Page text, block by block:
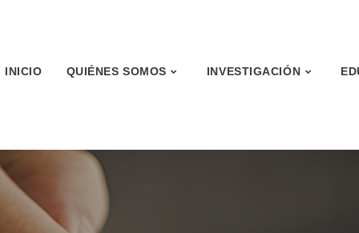
INICIO QUIÉNES SOMOS INVESTIGACIÓN